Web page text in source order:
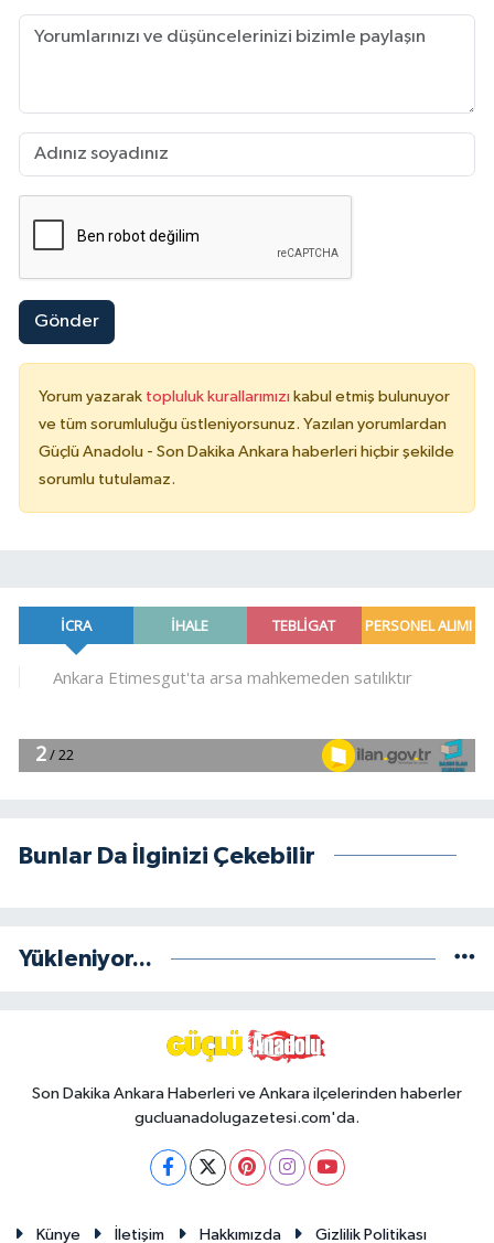
Gönder
Yorum yazarak topluluk kurallarımızı kabul etmiş bulunuyor
ve tüm sorumluluğu üstleniyorsunuz. Yazılan yorumlardan
Güçlü Anadolu - Son Dakika Ankara haberleri hiçbir şekilde
sorumlu tutulamaz.
Bunlar Da İlginizi Çekebilir
Yükleniyor...
Son Dakika Ankara Haberleri ve Ankara ilçelerinden haberler
gucluanadolugazetesi.com'da.
Künye İletişim Hakkımızda Gizlilik Politikası